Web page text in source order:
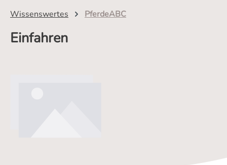
Wissenswertes PferdeABC
Einfahren